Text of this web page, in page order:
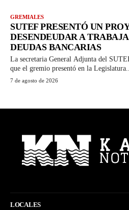
GREMIALES
SUTEF PRESENTÓ UN
DESENDEUDAR A
DEUDAS BANCARIAS
La secretaria General Adjunta del
que el gremio presentó en la
7 de agosto de 2026
LOCALES